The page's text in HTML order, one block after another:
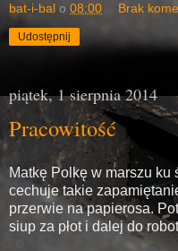
bat-i-bal o 08:00 Brak
Udostępnij
piątek, 1 sierpnia 2014
Pracowitość
Matkę Polkę w marszu ku
cechuje takie
przerwie na papierosa.
siup za płot i dalej do